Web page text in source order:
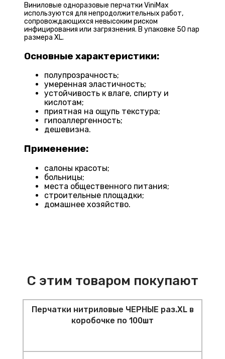
Виниловые одноразовые перчатки ViniMax
используются для непродолжительных работ,
сопровождающихся невысоким риском
инфицирования или загрязнения. В упаковке 50 пар
размера XL.
Основные характеристики:
полупрозрачность;
умеренная эластичность;
устойчивость к влаге, спирту и
кислотам;
приятная на ощупь текстура;
гипоаллергенность;
дешевизна.
Применение:
салоны красоты;
больницы;
места общественного питания;
строительные площадки;
домашнее хозяйство.
С этим товаром покупают
Перчатки нитриловые ЧЕРНЫЕ раз.XL в
коробочке по 100шт